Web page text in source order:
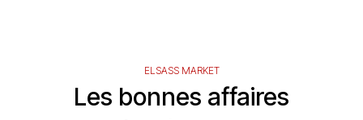
ELSASS MARKET
Les bonnes affaires